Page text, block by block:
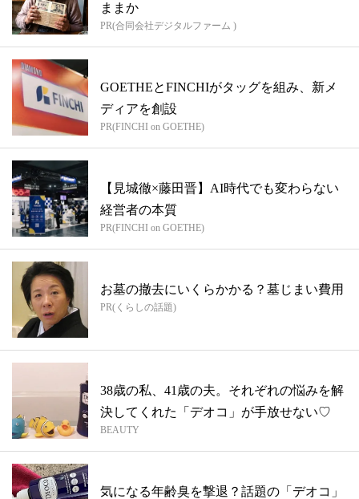
ままか
PR(合同会社デジタルファーム )
GOETHEとFINCHIがタッグを組み、新メ
ディアを創設
PR(FINCHI on GOETHE)
【見城徹×藤田晋】AI時代でも変わらない
経営者の本質
PR(FINCHI on GOETHE)
お墓の撤去にいくらかかる？墓じまい費用
PR(くらしの話題)
38歳の私、41歳の夫。それぞれの悩みを解
決してくれた「デオコ」が手放せない♡
BEAUTY
気になる年齢臭を撃退？話題の「デオコ」